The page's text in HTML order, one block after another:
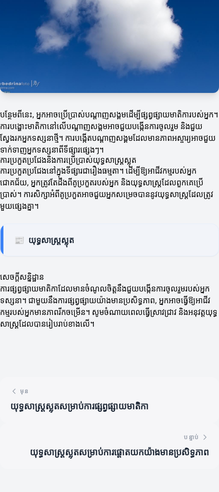
បន្ថែមពីនេះ, អ្នកអាចប្រើប្រាស់បណ្តាញសង្គមដើម្បីផ្សព្វផ្សាយមាតិការបស់អ្នក។
ការបង្ហោះមាតិកានៅលើបណ្ដាញសង្គមអាចជួយបង្កើនការចូលរួម និងជួយ
ស្វែងរកអ្នកទស្សនាថ្មី។ ការបង្កើតបណ្ដាញសង្គមដែលមានភាពអស្ចារ្យអាចជួយ
ទាក់ទាញអ្នកទស្សនាពីទីផ្សារផ្សេងៗ។
ការប្រកួតប្រជែងនិងការប្រើប្រាស់យុទ្ធសាស្រ្តស្លុត
ការប្រកួតប្រជែងនៅក្នុងទីផ្សារជារឿងធម្មតា។ ដើម្បីឱ្យអាជីវកម្មរបស់អ្នក
ជោគជ័យ, អ្នកត្រូវតែដឹងពីគូប្រកួតរបស់អ្នក និងយុទ្ធសាស្រ្តដែលពួកគេប្រើ
ប្រាស់។ ការសិក្សាអំពីគូប្រកួតអាចជួយអ្នកសម្រេចបាននូវយុទ្ធសាស្រ្តដែលត្រូវ
មួយផ្សេងគ្នា។
📰 យុទ្ធសាស្រ្តស្លុត
សេចក្តីសន្និដ្ឋាន
ការផ្សព្វផ្សាយមាតិកាដែលមានចំណូលចិត្តនឹងជួយបង្កើនការចូលរួមរបស់អ្នក
ទស្សនា។ ជាមួយនឹងការផ្សព្វផ្សាយយ៉ាងមានប្រសិទ្ធភាព, អ្នកអាចធ្វើឱ្យអាជីវ
កម្មរបស់អ្នកមានភាពរីកចម្រើន។ សូមចំណាយពេលធ្វើស្រាវជ្រាវ និងអនុវត្តយុទ្ធ
សាស្រ្តដែលបានរៀបរាប់ខាងលើ។
មុន
យុទ្ធសាស្រ្តស្លុតសម្រាប់ការផ្សព្វផ្សាយមាតិកា
បន្ទាប់
យុទ្ធសាស្ត្រស្លុតសម្រាប់ការផ្តោតយកយ៉ាងមានប្រសិទ្ធភាព